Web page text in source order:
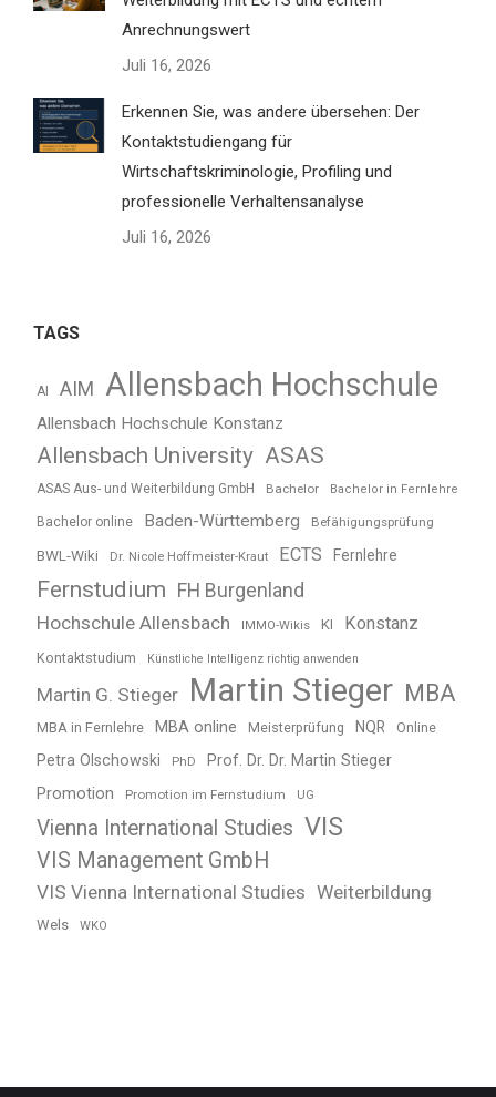
Anrechnungswert
Juli 16, 2026
Erkennen Sie, was andere übersehen: Der
Kontaktstudiengang für
Wirtschaftskriminologie, Profiling und
professionelle Verhaltensanalyse
Juli 16, 2026
TAGS
AI AIM Allensbach Hochschule
Allensbach Hochschule Konstanz
Allensbach University ASAS
ASAS Aus- und Weiterbildung GmbH Bachelor Bachelor in Fernlehre
Bachelor online Baden-Württemberg Befähigungsprüfung
BWL-Wiki Dr. Nicole Hoffmeister-Kraut ECTS Fernlehre
Fernstudium
FH Burgenland
Hochschule Allensbach
IMMO-Wikis KI Konstanz
Kontaktstudium Künstliche Intelligenz richtig anwenden
Martin G. Stieger Martin Stieger MBA
MBA in Fernlehre MBA online Meisterprüfung NQR Online
Petra Olschowski PhD Prof. Dr. Dr. Martin Stieger
Promotion Promotion im Fernstudium UG
Vienna International Studies VIS
VIS Management GmbH
VIS Vienna International Studies Weiterbildung
Wels WKO